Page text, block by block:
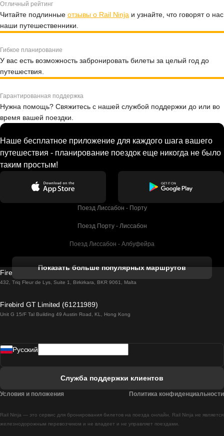
Отличный рейтинг
Читайте подлинные отзывы о Rail Ninja и узнайте, что говорят о нас
наши путешественники.
Гибкое планирование
У вас есть возможность забронировать билеты за целый год до
путешествия.
Гарантированная поддержка
Нужна помощь? Свяжитесь с нашей службой поддержки до или во
время вашей поездки.
Наше бесплатное приложение для каждого шага вашего
путешествия - планирование поездок еще никогда не было
таким простым!
Поезд Лиссабон - Порту
Поезд Порту - Лиссабон
Поезд Лиссабон - Албуфейра
Поезд Лиссабон - Лагос
Поезд Лиссабон - Мадрид
Поезд Лиссабон - Брага
Показать больше популярных маршрутов
Firebird GT Limited (OC 1451)
432, Triq Fleur de Lys, Suite 1, Birkirkara, BKR 9061, Malta
Firebird GT Limited (61211989)
Unit G 15/F Tal Building 49 Austin Road, KL, Hong Kong
Rail Ninja — это сервис для бронирования билетов на поезда онлайн. Rail Ninja не является
железнодорожным перевозчиком и не владеет и не управляет поездами.
Pусский
Служба поддержки клиентов
Условия и положения Политика конфиденциальности